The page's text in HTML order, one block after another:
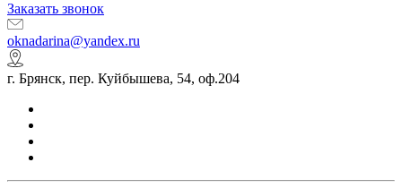
Заказать звонок
oknadarina@yandex.ru
г. Брянск, пер. Куйбышева, 54, оф.204